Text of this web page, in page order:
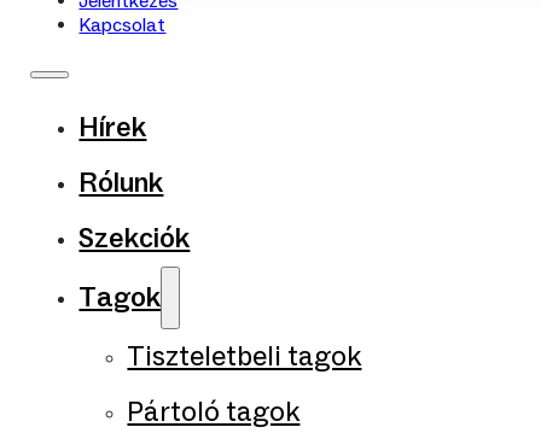
Kapcsolat
Hírek
Rólunk
Szekciók
Tagok
Tiszteletbeli tagok
Pártoló tagok